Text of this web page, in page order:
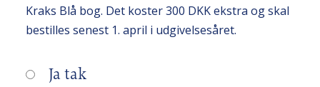
Kraks Blå bog. Det koster 300 DKK ekstra og skal
bestilles senest 1. april i udgivelsesåret.
Ja tak